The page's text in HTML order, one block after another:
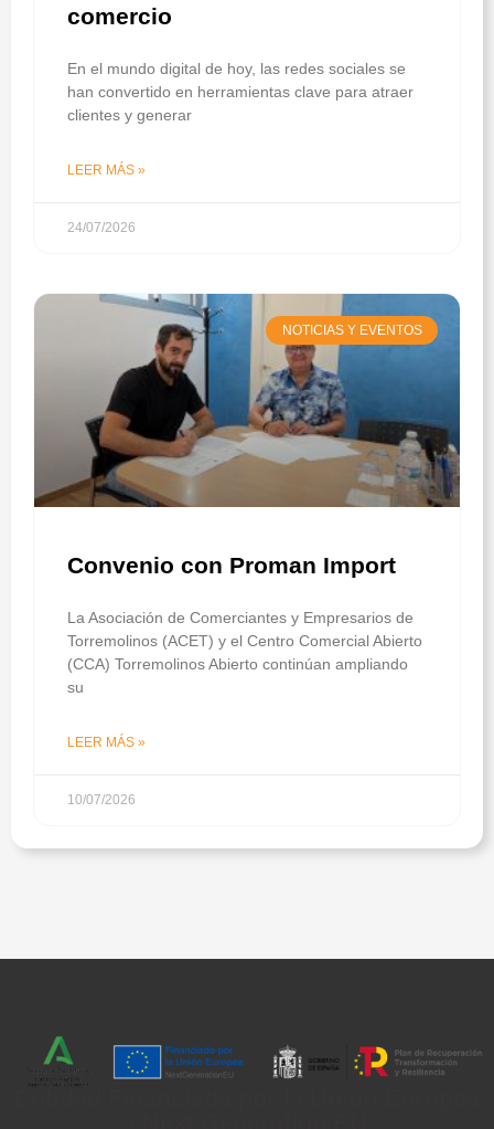
comercio
En el mundo digital de hoy, las redes sociales se
han convertido en herramientas clave para atraer
clientes y generar
LEER MÁS »
24/07/2026
NOTICIAS Y EVENTOS
Convenio con Proman Import
La Asociación de Comerciantes y Empresarios de
Torremolinos (ACET) y el Centro Comercial Abierto
(CCA) Torremolinos Abierto continúan ampliando
su
LEER MÁS »
10/07/2026